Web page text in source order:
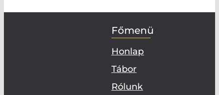
Főmenü
Honlap
Tábor
Rólunk